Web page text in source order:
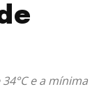
e a mínima